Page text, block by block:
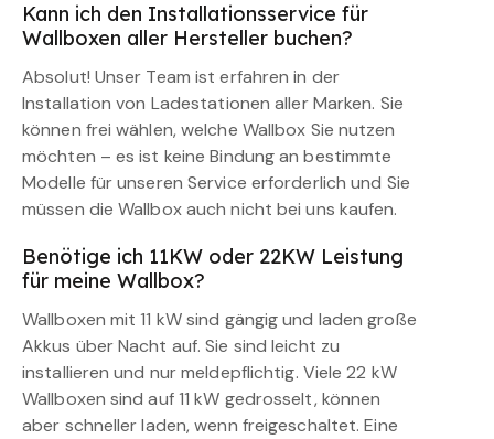
Kann ich den Installationsservice für
Wallboxen aller Hersteller buchen?
Absolut! Unser Team ist erfahren in der
Installation von Ladestationen aller Marken. Sie
können frei wählen, welche Wallbox Sie nutzen
möchten – es ist keine Bindung an bestimmte
Modelle für unseren Service erforderlich und Sie
müssen die Wallbox auch nicht bei uns kaufen.
Benötige ich 11KW oder 22KW Leistung
für meine Wallbox?
Wallboxen mit 11 kW sind gängig und laden große
Akkus über Nacht auf. Sie sind leicht zu
installieren und nur meldepflichtig. Viele 22 kW
Wallboxen sind auf 11 kW gedrosselt, können
aber schneller laden, wenn freigeschaltet. Eine